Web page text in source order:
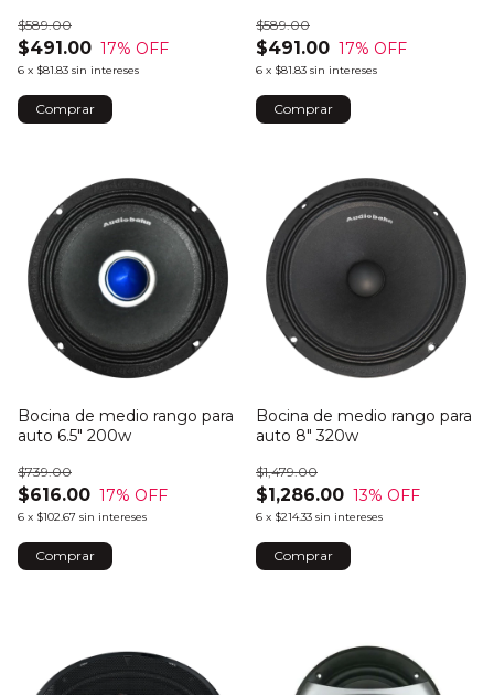
$491.00
$589.00
17% OFF
6 x $81.83 sin intereses
$491.00
$589.00
17% OFF
6 x $81.83 sin intereses
Bocina de medio rango para
auto 6.5" 200w
$616.00
$739.00
17% OFF
6 x $102.67 sin intereses
Bocina de medio rango para
auto 8" 320w
$1,286.00
$1,479.00
13% OFF
6 x $214.33 sin intereses